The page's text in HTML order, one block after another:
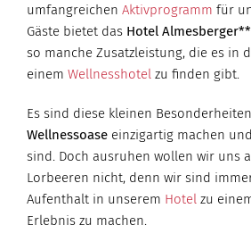
umfangreichen Aktivprogramm für
Gäste bietet das Hotel
so manche Zusatzleistung, die es in
einem Wellnesshotel zu finden gibt.
Es sind diese kleinen
Wellnessoase einzigartig machen
sind. Doch ausruhen wollen wir uns
Lorbeeren nicht, denn wir sind
Aufenthalt in unserem Hotel zu
Erlebnis zu machen.